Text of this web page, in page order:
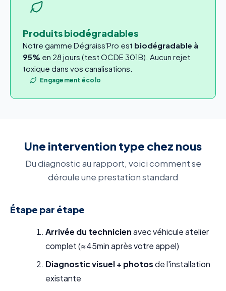
Produits biodégradables
Notre gamme Dégraiss'Pro est biodégradable à
95% en 28 jours (test OCDE 301B). Aucun rejet
toxique dans vos canalisations.
Engagement écolo
Une intervention type chez nous
Du diagnostic au rapport, voici comment se
déroule une prestation standard
Étape par étape
Arrivée du technicienavec véhicule atelier
complet (≈45min après votre appel)
Diagnostic visuel + photosde l'installation
existante